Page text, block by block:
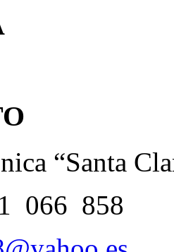
“Santa
066 858